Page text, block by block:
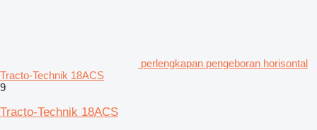
perlengkapan pengeboran horisontal
Tracto-Technik 18ACS
9
Tracto-Technik 18ACS